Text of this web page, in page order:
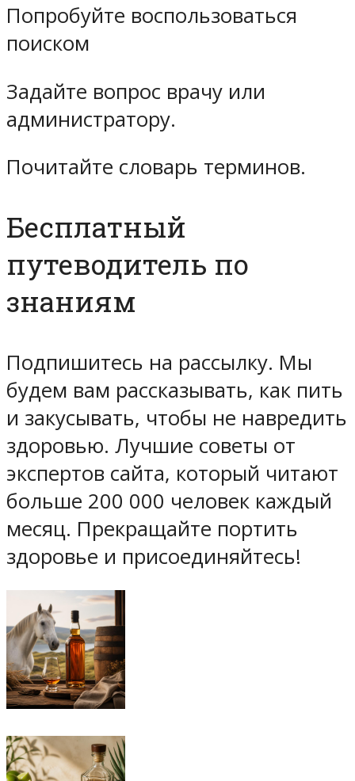
Попробуйте воспользоваться
поиском
Задайте вопрос врачу или
администратору.
Почитайте словарь терминов.
Бесплатный
путеводитель по
знаниям
Подпишитесь на рассылку. Мы
будем вам рассказывать, как пить
и закусывать, чтобы не навредить
здоровью. Лучшие советы от
экспертов сайта, который читают
больше 200 000 человек каждый
месяц. Прекращайте портить
здоровье и присоединяйтесь!